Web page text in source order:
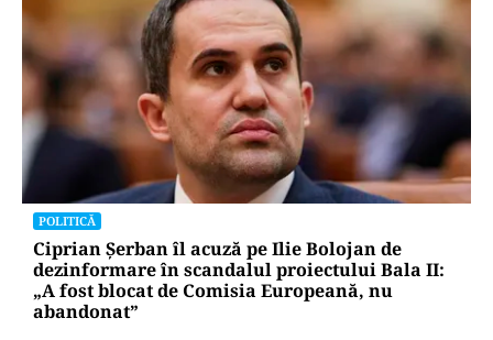
POLITICĂ
Ciprian Șerban îl acuză pe Ilie Bolojan de
dezinformare în scandalul proiectului Bala II:
„A fost blocat de Comisia Europeană, nu
abandonat”